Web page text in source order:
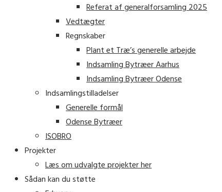
Referat af generalforsamling 2025
Vedtægter
Regnskaber
Plant et Træ’s generelle arbejde
Indsamling Bytræer Aarhus
Indsamling Bytræer Odense
Indsamlingstilladelser
Generelle formål
Odense Bytræer
ISOBRO
Projekter
Læs om udvalgte projekter her
Sådan kan du støtte